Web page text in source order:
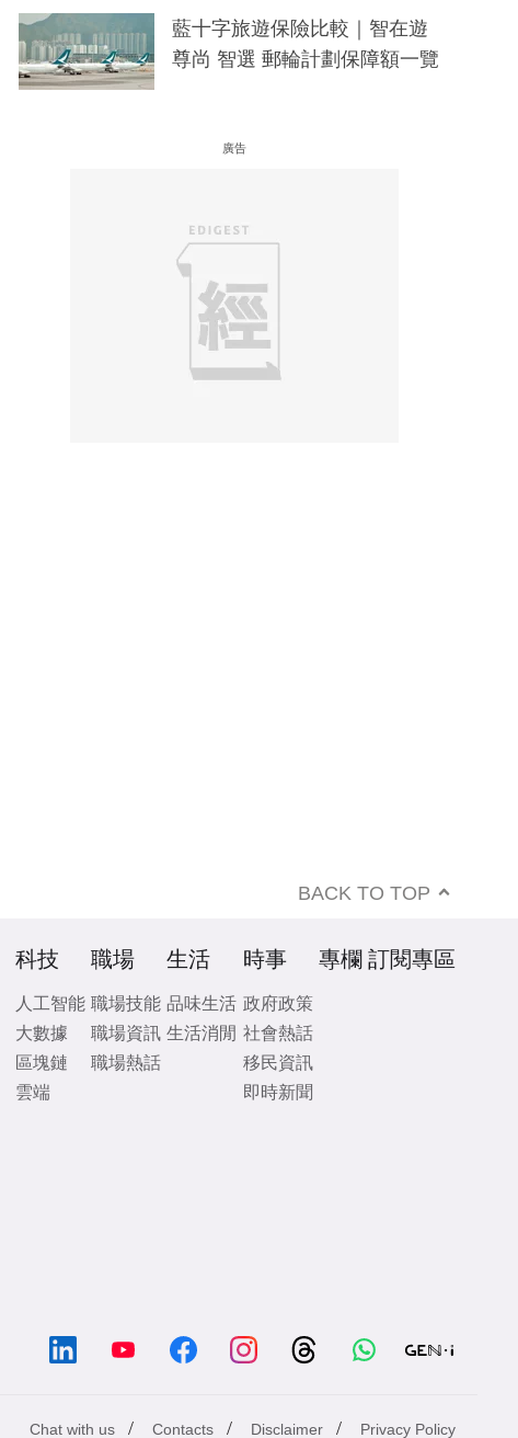
藍十字旅遊保險比較｜智在遊
尊尚 智選 郵輪計劃保障額一覽
廣告
BACK TO TOP
科技
人工智能
大數據
區塊鏈
雲端
職場
職場技能
職場資訊
職場熱話
生活
品味生活
生活消閒
時事
政府政策
社會熱話
移民資訊
即時新聞
專欄 訂閱專區
Chat with us / Contacts / Disclaimer / Privacy Policy